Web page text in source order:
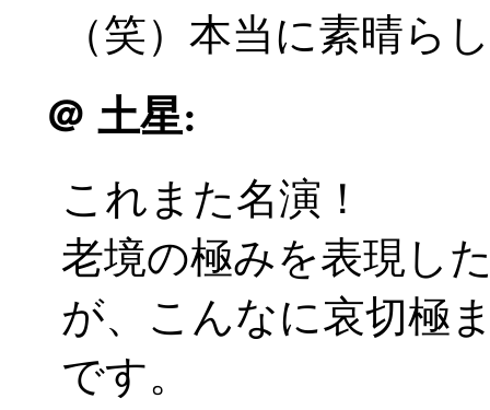
（笑）本当に素晴ら
＠ 土星:
これまた名演！
老境の極みを表現し
が、こんなに哀切極
です。